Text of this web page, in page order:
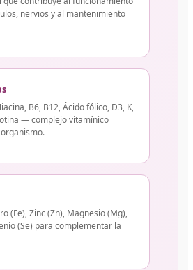
nervios y al mantenimiento
B6, B12, Ácido fólico, D3, K,
— complejo vitamínico
(Fe), Zinc (Zn), Magnesio (Mg),
(Se) para complementar la